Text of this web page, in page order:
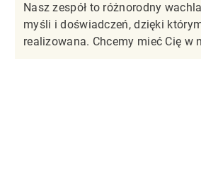
Nasz zespół to różnorodny
myśli i doświadczeń, dzięki
realizowana. Chcemy mieć Cię w